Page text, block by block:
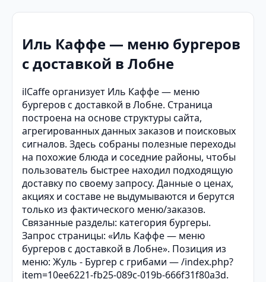
Иль Каффе — меню бургеров
с доставкой в Лобне
ilCaffe организует Иль Каффе — меню
бургеров с доставкой в Лобне. Страница
построена на основе структуры сайта,
агрегированных данных заказов и поисковых
сигналов. Здесь собраны полезные переходы
на похожие блюда и соседние районы, чтобы
пользователь быстрее находил подходящую
доставку по своему запросу. Данные о ценах,
акциях и составе не выдумываются и берутся
только из фактического меню/заказов.
Связанные разделы: категория бургеры.
Запрос страницы: «Иль Каффе — меню
бургеров с доставкой в Лобне». Позиция из
меню: Жуль - Бургер с грибами — /index.php?
item=10ee6221-fb25-089c-019b-666f31f80a3d.